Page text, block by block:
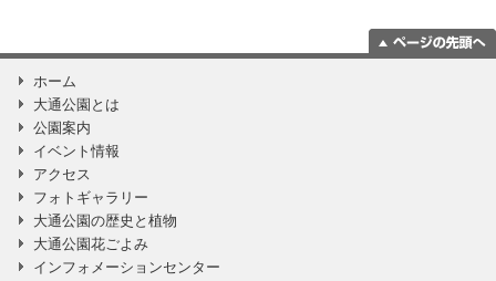
ホーム
大通公園とは
公園案内
イベント情報
アクセス
フォトギャラリー
大通公園の歴史と植物
大通公園花ごよみ
インフォメーションセンター